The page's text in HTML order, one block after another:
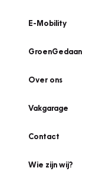
E-Mobility
GroenGedaan
Over ons
Vakgarage
Contact
Wie zijn wij?